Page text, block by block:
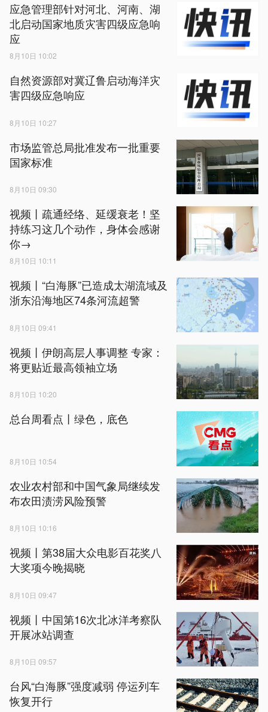
应急管理部针对河北、河南、湖
北启动国家地质灾害四级应急响
应
8月10日 10:02
自然资源部对冀辽鲁启动海洋灾
害四级应急响应
8月10日 10:27
市场监管总局批准发布一批重要
国家标准
8月10日 09:30
视频丨疏通经络、延缓衰老！坚
持练习这几个动作，身体会感谢
你→
8月10日 10:11
视频丨“白海豚”已造成太湖流域及
浙东沿海地区74条河流超警
8月10日 09:41
视频丨伊朗高层人事调整 专家：
将更贴近最高领袖立场
8月10日 10:20
总台周看点丨绿色，底色
8月10日 10:54
农业农村部和中国气象局继续发
布农田渍涝风险预警
8月10日 10:16
视频丨第38届大众电影百花奖八
大奖项今晚揭晓
8月10日 09:47
视频丨中国第16次北冰洋考察队
开展冰站调查
8月10日 09:57
台风“白海豚”强度减弱 停运列车
恢复开行